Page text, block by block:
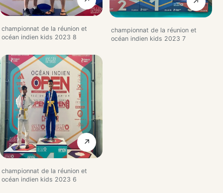
championnat de la réunion et
océan indien kids 2023 8
championnat de la réunion et
océan indien kids 2023 7
↗
championnat de la réunion et
océan indien kids 2023 6